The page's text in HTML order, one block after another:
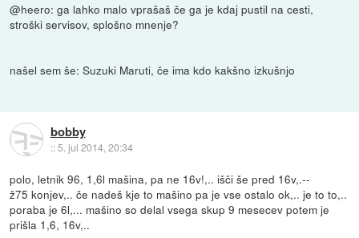
@heero: ga lahko malo vprašaš če ga je kdaj pustil na cesti,
stroški servisov, splošno mnenje?
našel sem še: Suzuki Maruti, če ima kdo kakšno izkušnjo
bobby
::5. jul 2014, 20:34
polo, letnik 96, 1,6l mašina, pa ne 16v!,.. išči še pred 16v,.--
ž75 konjev,.. če nadeš kje to mašino pa je vse ostalo ok,.. je to to,..
poraba je 6l,... mašino so delal vsega skup 9 mesecev potem je
prišla 1,6, 16v,..